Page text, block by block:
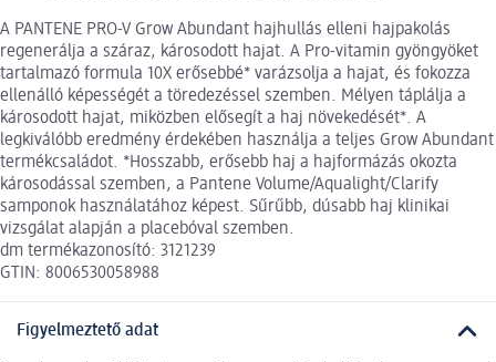
A PANTENE PRO-V Grow Abundant hajhullás elleni hajpakolás
regenerálja a száraz, károsodott hajat. A Pro-vitamin gyöngyöket
tartalmazó formula 10X erősebbé* varázsolja a hajat, és fokozza
ellenálló képességét a töredezéssel szemben. Mélyen táplálja a
károsodott hajat, miközben elősegít a haj növekedését*. A
legkiválóbb eredmény érdekében használja a teljes Grow Abundant
termékcsaládot. *Hosszabb, erősebb haj a hajformázás okozta
károsodással szemben, a Pantene Volume/Aqualight/Clarify
samponok használatához képest. Sűrűbb, dúsabb haj klinikai
vizsgálat alapján a placebóval szemben.
dm termékazonosító: 3121239
GTIN: 8006530058988
Figyelmeztető adat